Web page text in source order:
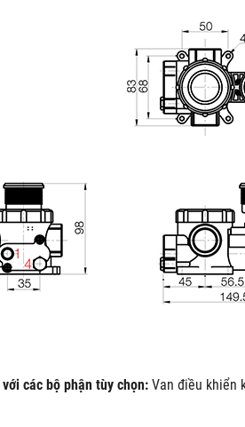
với các bộ phận tùy chọn: Van điều khiển